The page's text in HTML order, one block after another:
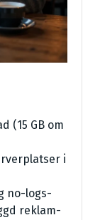
(15 GB om
i
no-logs-
reklam-